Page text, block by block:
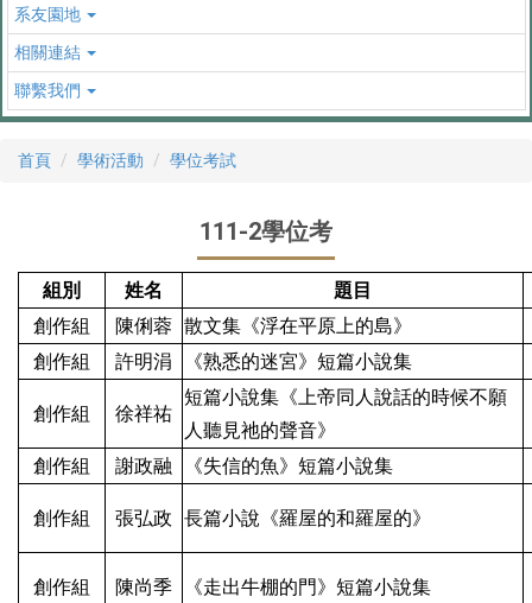
系友園地
相關連結
聯繫我們
首頁 學術活動 學位考試
111-2學位考
組別 姓名
題目
創作組
陳俐蓉 散文集《浮在平原上的島》
創作組
許明涓 《熟悉的迷宮》短篇小說集
創作組 徐祥祐
短篇小說集《上帝同人說話的時候不願
人聽見祂的聲音》
創作組
謝政融 《失信的魚》短篇小說集
創作組 張弘政 長篇小說《羅屋的和羅屋的》
創作組 陳尚季 《走出牛棚的門》短篇小說集